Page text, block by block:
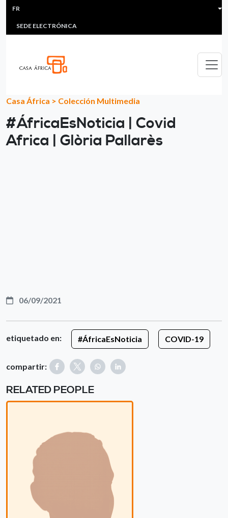
Aller au contenu principal
HEADER MENU
MULTIMEDIA
SEDE ELECTRÓNICA
FR
Casa África > Colección Multimedia
#ÁfricaEsNoticia | Covid
Africa | Glòria Pallarès
06/09/2021
etiquetado en: #ÁfricaEsNoticia COVID-19
compartir:
RELATED PEOPLE